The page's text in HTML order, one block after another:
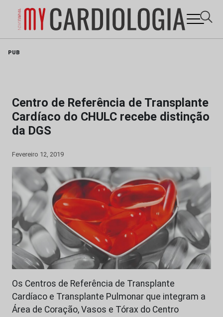
PUB
Centro de Referência de Transplante
Cardíaco do CHULC recebe distinção
da DGS
Fevereiro 12, 2019
Os Centros de Referência de Transplante
Cardíaco e Transplante Pulmonar que integram a
Área de Coração, Vasos e Tórax do Centro